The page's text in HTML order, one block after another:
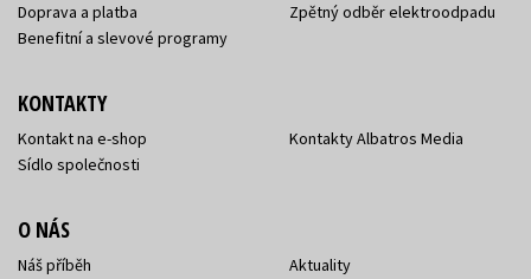
Doprava a platba
Benefitní a slevové programy
Zpětný odběr elektroodpadu
KONTAKTY
Kontakt na e-shop
Sídlo společnosti
Kontakty Albatros Media
O NÁS
Náš příběh
Aktuality